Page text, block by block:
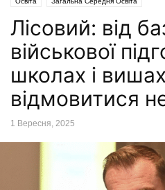
Лісовий: від
військової
школах і вишах
відмовитися
1 Вересня, 2025